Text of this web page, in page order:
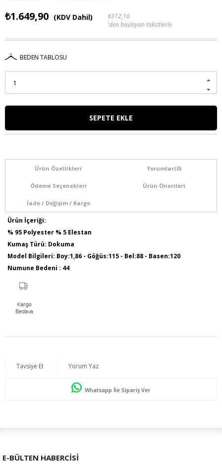
₺1.649,90 (KDV Dahil)
₺312,16
'den başlayan taksitlerle
BEDEN TABLOSU
Ürün Özellikleri Yorumlar(0)
Ödeme Seçenekleri Ürün Önerileri
İade / Değişim / Kargo
Ürün İçeriği:
% 95 Polyester % 5 Elestan
Kumaş Türü: Dokuma
Model Bilgileri: Boy:1,86 - Göğüs:115 - Bel:88 - Basen:120
Numune Bedeni : 44
Tavsiye Et Yorum Yaz
Whatsapp İle Sipariş Ver
E-BÜLTEN HABERCİSİ